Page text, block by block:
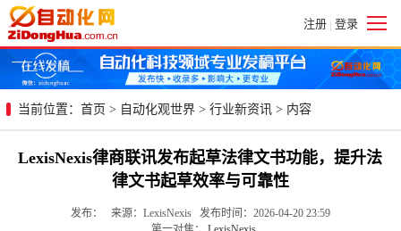
注册 | 登录
当前位置： 首页 > 自动化观世界 > 行业新资讯 > 内容
LexisNexis律商联讯发布起草法律文书功能，提升法
律文书起草效率与可靠性
发布： 来源：LexisNexis 发布时间：2026-04-20 23:59